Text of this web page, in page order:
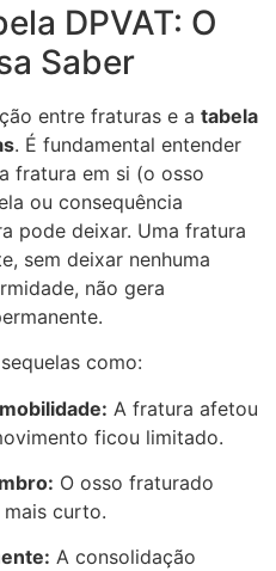
DPVAT: O
Saber
entre fraturas e a tabela
. É fundamental entender
fratura em si (o osso
ou consequência
pode deixar. Uma fratura
sem deixar nenhuma
não gera
como:
A fratura afetou
ficou limitado.
O osso fraturado
curto.
A consolidação